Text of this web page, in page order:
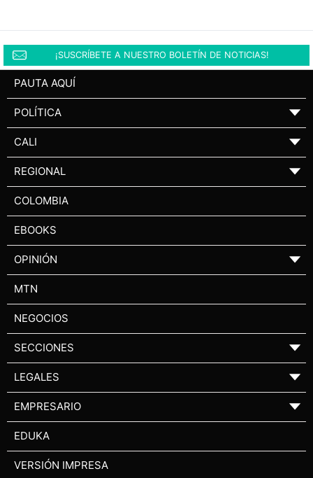
¡SUSCRÍBETE A NUESTRO BOLETÍN DE NOTICIAS!
PAUTA AQUÍ
POLÍTICA ▼
CALI ▼
REGIONAL ▼
COLOMBIA
EBOOKS
OPINIÓN ▼
MTN
NEGOCIOS
SECCIONES ▼
LEGALES ▼
EMPRESARIO ▼
EDUKA
VERSIÓN IMPRESA